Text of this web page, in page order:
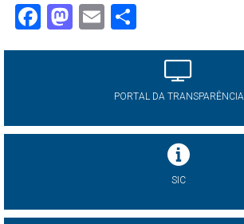
Facebook
Mastodon
Email
PORTAL DA TRANSPARÊNCIA
SIC